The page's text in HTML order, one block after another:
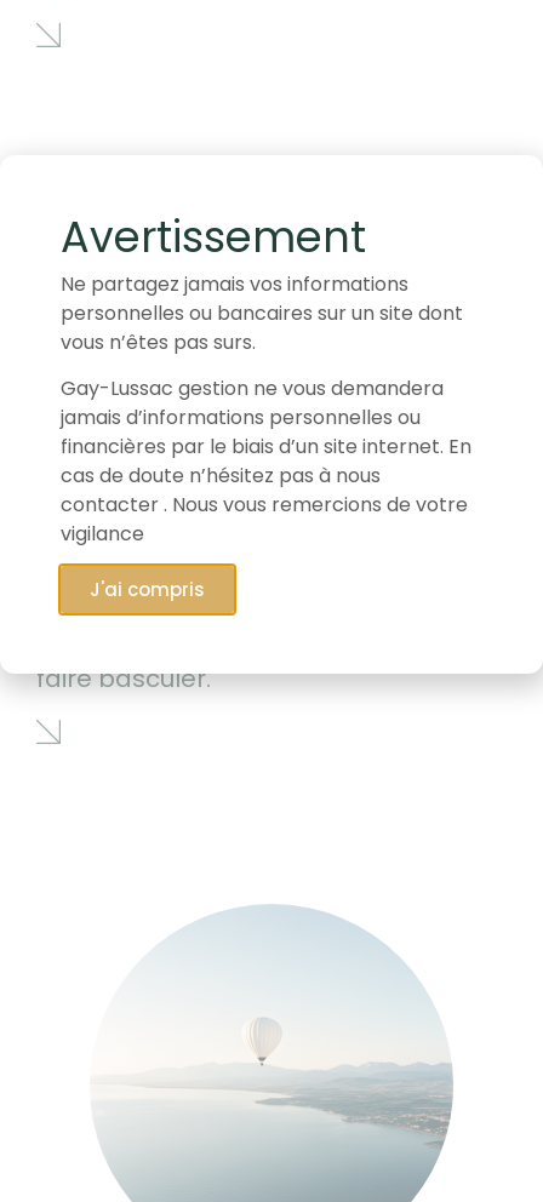
faire basculer.
Avertissement
Ne partagez jamais vos informations
personnelles ou bancaires sur un site dont
vous n’êtes pas surs.
Gay-Lussac gestion ne vous demandera
jamais d’informations personnelles ou
financières par le biais d’un site internet. En
cas de doute n’hésitez pas à nous
contacter . Nous vous remercions de votre
vigilance
J'ai compris